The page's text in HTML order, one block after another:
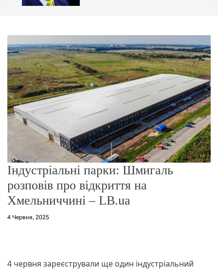
г
о
р
е
ж
и
м
у
Індустріальні парки: Шмигаль
розповів про відкриття на
Хмельниччині – LB.ua
4 Червня, 2025
4 червня зареєстрували ще один індустріальний